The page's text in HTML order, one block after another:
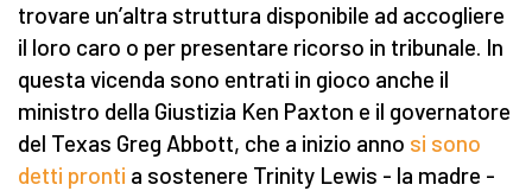
trovare un’altra struttura disponibile ad accogliere
il loro caro o per presentare ricorso in tribunale. In
questa vicenda sono entrati in gioco anche il
ministro della Giustizia Ken Paxton e il governatore
del Texas Greg Abbott, che a inizio anno si sono
detti pronti a sostenere Trinity Lewis - la madre -